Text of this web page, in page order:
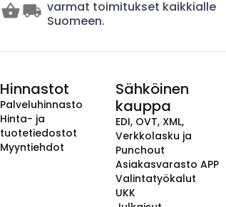
varmat toimitukset kaikkialle
Suomeen.
Hinnastot
Palveluhinnasto
Hinta- ja
tuotetiedostot
Myyntiehdot
Sähköinen
kauppa
EDI, OVT, XML,
Verkkolasku ja
Punchout
Asiakasvarasto APP
Valintatyökalut
UKK